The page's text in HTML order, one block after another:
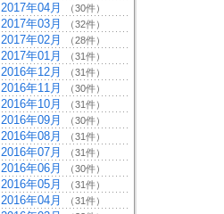
2017年04月 （30件）
2017年03月 （32件）
2017年02月 （28件）
2017年01月 （31件）
2016年12月 （31件）
2016年11月 （30件）
2016年10月 （31件）
2016年09月 （30件）
2016年08月 （31件）
2016年07月 （31件）
2016年06月 （30件）
2016年05月 （31件）
2016年04月 （31件）